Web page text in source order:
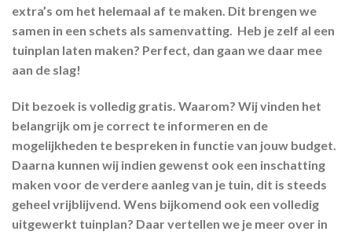
extra’s om het helemaal af te maken. Dit brengen we
samen in een schets als samenvatting. Heb je zelf al een
tuinplan laten maken? Perfect, dan gaan we daar mee
aan de slag!
Dit bezoek is volledig gratis. Waarom? Wij vinden het
belangrijk om je correct te informeren en de
mogelijkheden te bespreken in functie van jouw budget.
Daarna kunnen wij indien gewenst ook een inschatting
maken voor de verdere aanleg van je tuin, dit is steeds
geheel vrijblijvend. Wens bijkomend ook een volledig
uitgewerkt tuinplan? Daar vertellen we je meer over in